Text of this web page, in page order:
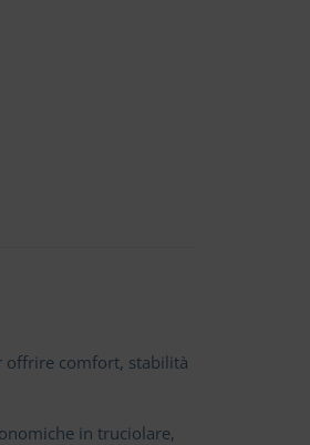
offrire comfort, stabilità
in truciolare,